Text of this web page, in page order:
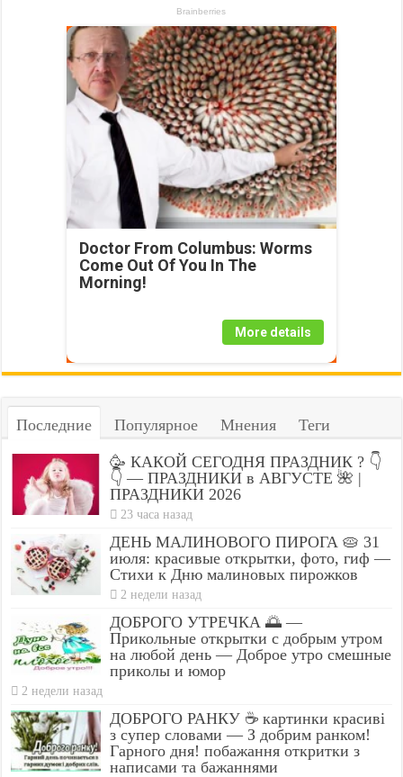
Doctor From Columbus: Worms
Come Out Of You In The
Morning!
More details
Последние Популярное Мнения Теги
🥳 КАКОЙ СЕГОДНЯ ПРАЗДНИК ? 👇
👇 — ПРАЗДНИКИ в АВГУСТЕ 🌺 |
ПРАЗДНИКИ 2026
23 часа назад
ДЕНЬ МАЛИНОВОГО ПИРОГА 🥧 31
июля: красивые открытки, фото, гиф —
Стихи к Дню малиновых пирожков
2 недели назад
ДОБРОГО УТРЕЧКА 🌅 —
Прикольные открытки с добрым утром
на любой день — Доброе утро смешные
приколы и юмор
2 недели назад
ДОБРОГО РАНКУ ☕ картинки красиві
з супер словами — З добрим ранком!
Гарного дня! побажання откритки з
написами та бажаннями